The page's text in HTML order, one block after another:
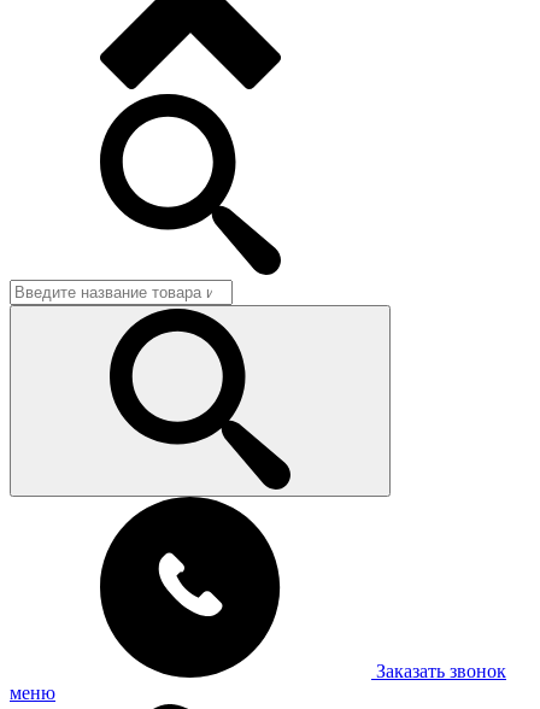
Заказать звонок
меню